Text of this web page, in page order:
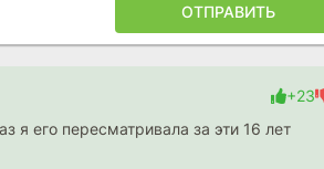
ОТПРАВИТЬ
+23
я его пересматривала за эти 16 лет